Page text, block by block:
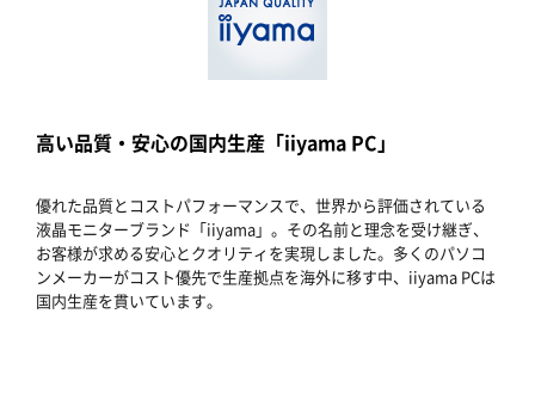
高い品質・安心の国内生産「iiyama PC」
優れた品質とコストパフォーマンスで、世界から評価されている
液晶モニターブランド「iiyama」。その名前と理念を受け継ぎ、
お客様が求める安心とクオリティを実現しました。多くのパソコ
ンメーカーがコスト優先で生産拠点を海外に移す中、iiyama PCは
国内生産を貫いています。